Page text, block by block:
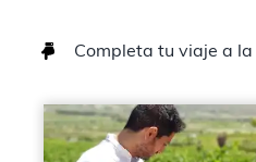
Completa tu viaje a la